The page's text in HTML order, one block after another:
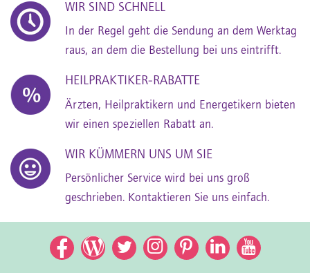
WIR SIND SCHNELL
In der Regel geht die Sendung an dem Werktag
raus, an dem die Bestellung bei uns eintrifft.
HEILPRAKTIKER-RABATTE
Ärzten, Heilpraktikern und Energetikern bieten
wir einen speziellen Rabatt an.
WIR KÜMMERN UNS UM SIE
Persönlicher Service wird bei uns groß
geschrieben. Kontaktieren Sie uns einfach.
Facebook
Facebook
TwitterInstagram
Pinterest
LinkedIn